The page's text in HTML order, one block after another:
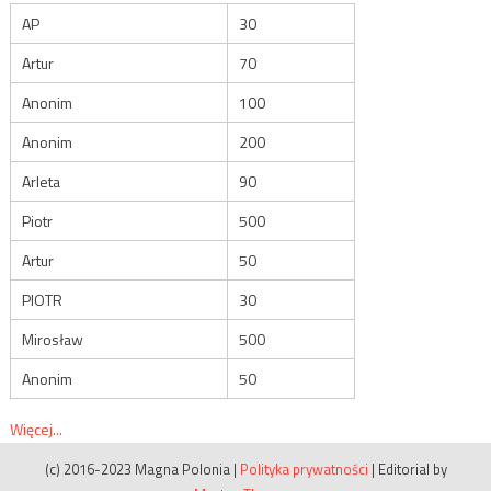
AP
30
Artur
70
Anonim
100
Anonim
200
Arleta
90
Piotr
500
Artur
50
PIOTR
30
Mirosław
500
Anonim
50
Więcej...
(c) 2016-2023 Magna Polonia | Polityka prywatności | Editorial by